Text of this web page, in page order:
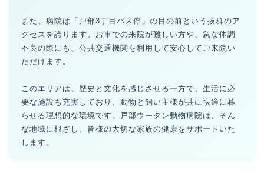
また、病院は「戸部3丁目バス停」の目の前という抜群のア
クセスを誇ります。お車での来院が難しい方や、急な体調
不良の際にも、公共交通機関を利用して安心してご来院い
ただけます。
このエリアは、歴史と文化を感じさせる一方で、生活に必
要な施設も充実しており、動物と飼い主様が共に快適に暮
らせる理想的な環境です。戸部ウータン動物病院は、そん
な地域に根ざし、皆様の大切な家族の健康をサポートいた
します。